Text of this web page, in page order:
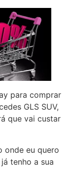
para comprar
GLS SUV,
que vai custar
onde eu quero
tenho a sua